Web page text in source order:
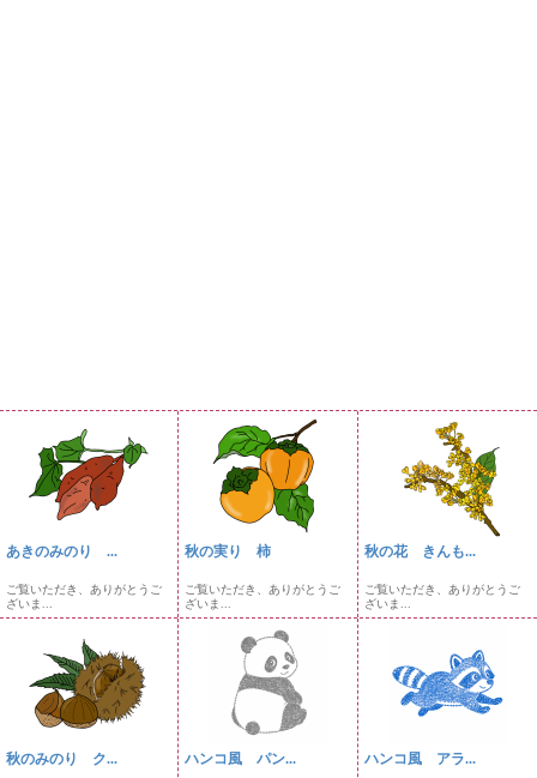
あきのみのり ...
ご覧いただき、ありがとうご
ざいま...
秋の実り 柿
ご覧いただき、ありがとうご
ざいま...
秋の花 きんも...
ご覧いただき、ありがとうご
ざいま...
秋のみのり ク... ハンコ風 パン... ハンコ風 アラ...